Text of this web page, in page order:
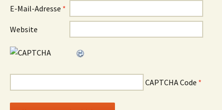
E-Mail-Adresse *
Website
CAPTCHA Code *